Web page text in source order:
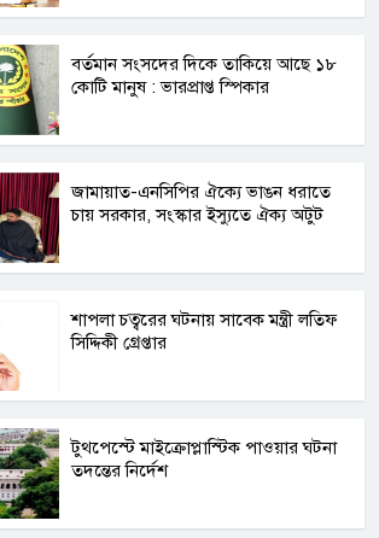
বর্তমান সংসদের দিকে তাকিয়ে আছে ১৮
কোটি মানুষ : ভারপ্রাপ্ত স্পিকার
জামায়াত-এনসিপির ঐক্যে ভাঙন ধরাতে
চায় সরকার, সংস্কার ইস্যুতে ঐক্য অটুট
শাপলা চত্বরের ঘটনায় সাবেক মন্ত্রী লতিফ
সিদ্দিকী গ্রেপ্তার
টুথপেস্টে মাইক্রোপ্লাস্টিক পাওয়ার ঘটনা
তদন্তের নির্দেশ